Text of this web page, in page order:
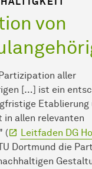
von
aller
[…] ist ein
allen relevanten
(
Leitfaden DG
Dortmund die